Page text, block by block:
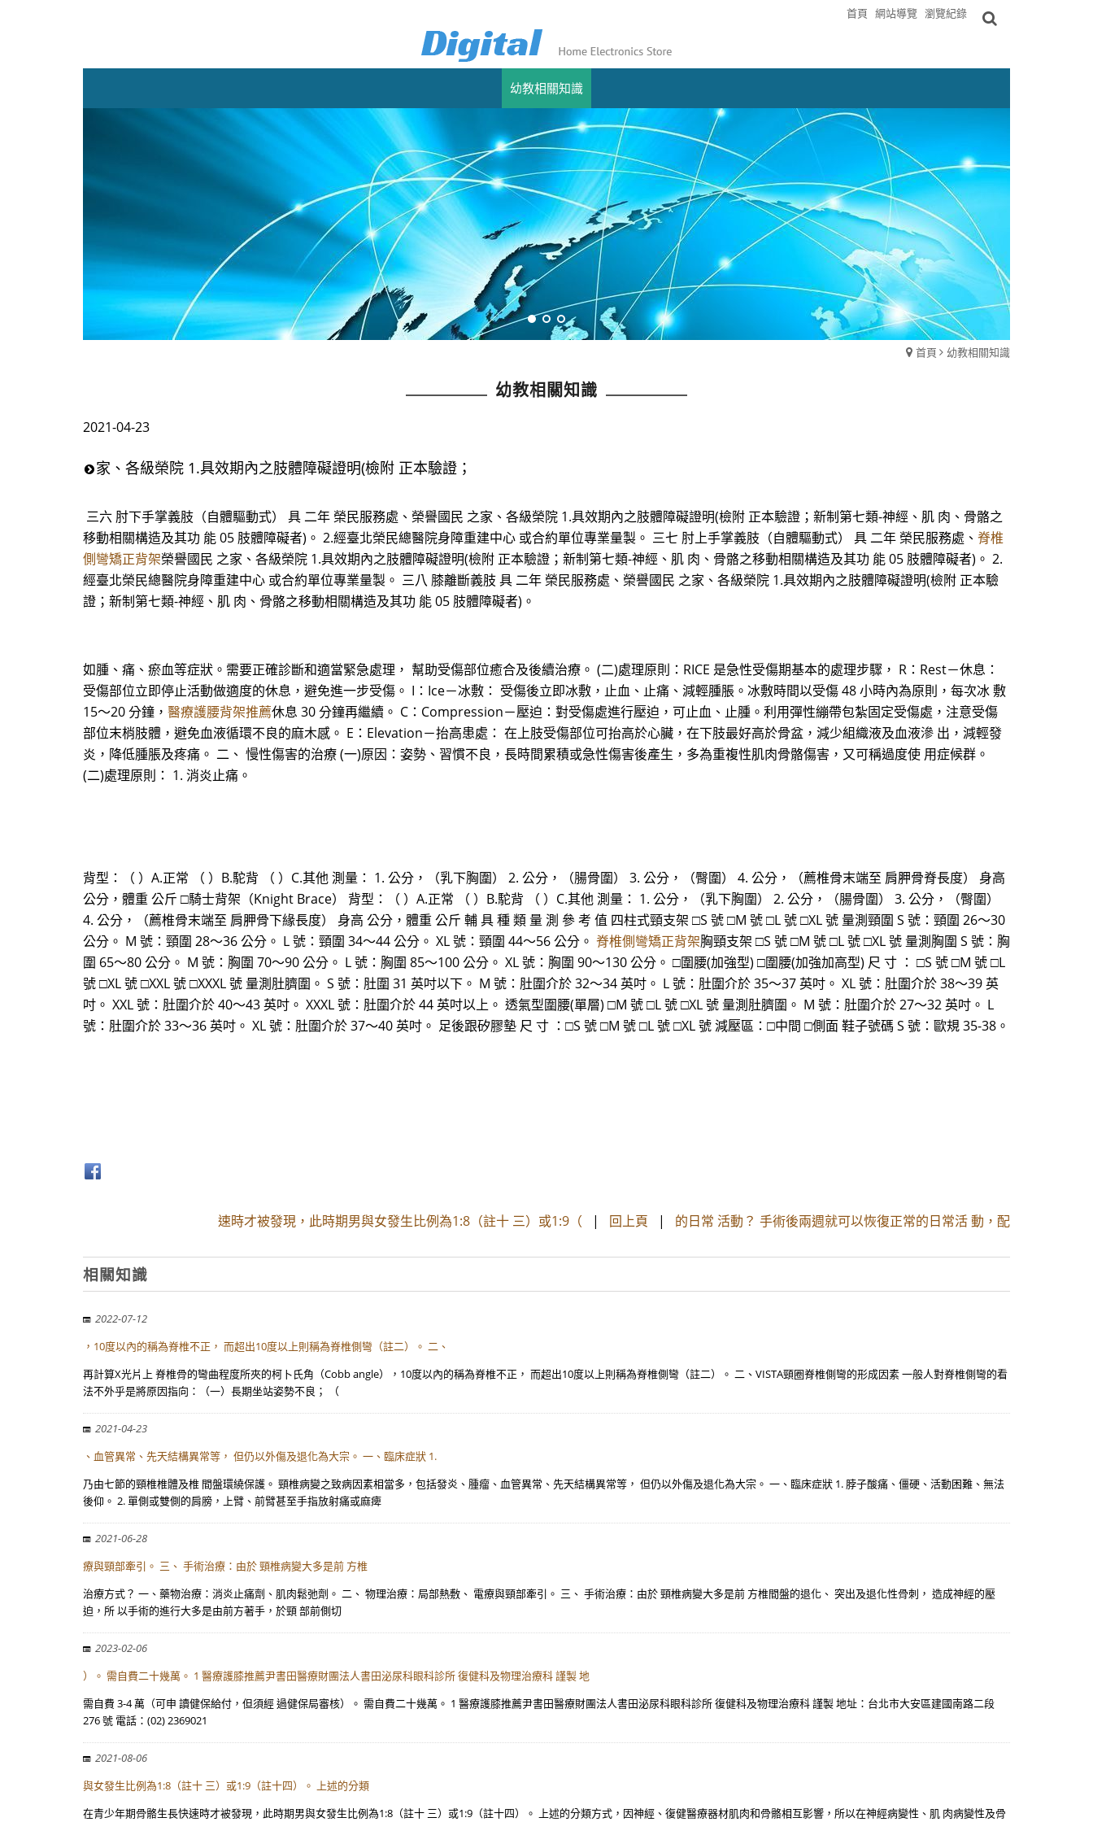
首頁 網站導覽 瀏覽紀錄
幼教相關知識
首頁 幼教相關知識
幼教相關知識
2021-04-23
家、各級榮院 1.具效期內之肢體障礙證明(檢附 正本驗證；
三六 肘下手掌義肢（自體驅動式） 具 二年 榮民服務處、榮譽國民 之家、各級榮院 1.具效期內之肢體障礙證明(檢附 正本驗證；新制第七類-神經、肌 肉、骨骼之
移動相關構造及其功 能 05 肢體障礙者)。 2.經臺北榮民總醫院身障重建中心 或合約單位專業量製。 三七 肘上手掌義肢（自體驅動式） 具 二年 榮民服務處、 脊椎
側彎矯正背架榮譽國民 之家、各級榮院 1.具效期內之肢體障礙證明(檢附 正本驗證；新制第七類-神經、肌 肉、骨骼之移動相關構造及其功 能 05 肢體障礙者)。 2.
經臺北榮民總醫院身障重建中心 或合約單位專業量製。 三八 膝離斷義肢 具 二年 榮民服務處、榮譽國民 之家、各級榮院 1.具效期內之肢體障礙證明(檢附 正本驗
證；新制第七類-神經、肌 肉、骨骼之移動相關構造及其功 能 05 肢體障礙者)。
如腫、痛、瘀血等症狀。需要正確診斷和適當緊急處理， 幫助受傷部位癒合及後續治療。 (二)處理原則：RICE 是急性受傷期基本的處理步驟， R：Rest－休息：
受傷部位立即停止活動做適度的休息，避免進一步受傷。 I：Ice－冰敷： 受傷後立即冰敷，止血、止痛、減輕腫脹。冰敷時間以受傷 48 小時內為原則，每次冰 敷
15～20 分鐘， 醫療護腰背架推薦休息 30 分鐘再繼續。 C：Compression－壓迫：對受傷處進行壓迫，可止血、止腫。利用彈性繃帶包紮固定受傷處，注意受傷
部位末梢肢體，避免血液循環不良的麻木感。 E：Elevation－抬高患處： 在上肢受傷部位可抬高於心臟，在下肢最好高於骨盆，減少組織液及血液滲 出，減輕發
炎，降低腫脹及疼痛。 二、 慢性傷害的治療 (一)原因：姿勢、習慣不良，長時間累積或急性傷害後產生，多為重複性肌肉骨骼傷害，又可稱過度使 用症候群。
(二)處理原則： 1. 消炎止痛。
背型：（ ）A.正常 （ ）B.駝背 （ ）C.其他 測量： 1. 公分，（乳下胸圍） 2. 公分，（腸骨圍） 3. 公分，（臀圍） 4. 公分，（薦椎骨末端至 肩胛骨脊長度） 身高
公分，體重 公斤 □騎士背架（Knight Brace） 背型：（ ）A.正常 （ ）B.駝背 （ ）C.其他 測量： 1. 公分，（乳下胸圍） 2. 公分，（腸骨圍） 3. 公分，（臀圍）
4. 公分，（薦椎骨末端至 肩胛骨下緣長度） 身高 公分，體重 公斤 輔 具 種 類 量 測 參 考 值 四柱式頸支架 □S 號 □M 號 □L 號 □XL 號 量測頸圍 S 號：頸圍 26～30
公分。 M 號：頸圍 28～36 公分。 L 號：頸圍 34～44 公分。 XL 號：頸圍 44～56 公分。 脊椎側彎矯正背架胸頸支架 □S 號 □M 號 □L 號 □XL 號 量測胸圍 S 號：胸
圍 65～80 公分。 M 號：胸圍 70～90 公分。 L 號：胸圍 85～100 公分。 XL 號：胸圍 90～130 公分。 □圍腰(加強型) □圍腰(加強加高型) 尺 寸 ： □S 號 □M 號 □L
號 □XL 號 □XXL 號 □XXXL 號 量測肚臍圍。 S 號：肚圍 31 英吋以下。 M 號：肚圍介於 32～34 英吋。 L 號：肚圍介於 35～37 英吋。 XL 號：肚圍介於 38～39 英
吋。 XXL 號：肚圍介於 40～43 英吋。 XXXL 號：肚圍介於 44 英吋以上。 透氣型圍腰(單層) □M 號 □L 號 □XL 號 量測肚臍圍。 M 號：肚圍介於 27～32 英吋。 L
號：肚圍介於 33～36 英吋。 XL 號：肚圍介於 37～40 英吋。 足後跟矽膠墊 尺 寸 ：□S 號 □M 號 □L 號 □XL 號 減壓區：□中間 □側面 鞋子號碼 S 號：歐規 35-38。
速時才被發現，此時期男與女發生比例為1:8（註十 三）或1:9（ | 回上頁 | 的日常 活動？ 手術後兩週就可以恢復正常的日常活 動，配
相關知識
2022-07-12
，10度以內的稱為脊椎不正， 而超出10度以上則稱為脊椎側彎（註二）。 二、
再計算X光片上 脊椎骨的彎曲程度所夾的柯卜氏角（Cobb angle），10度以內的稱為脊椎不正， 而超出10度以上則稱為脊椎側彎（註二）。 二、VISTA頸圈脊椎側彎的形成因素 一般人對脊椎側彎的看
法不外乎是將原因指向：（一）長期坐站姿勢不良； （
2021-04-23
、血管異常、先天結構異常等， 但仍以外傷及退化為大宗。 一、臨床症狀 1.
乃由七節的頸椎椎體及椎 間盤環繞保護。 頸椎病變之致病因素相當多，包括發炎、腫瘤、血管異常、先天結構異常等， 但仍以外傷及退化為大宗。 一、臨床症狀 1. 脖子酸痛、僵硬、活動困難、無法
後仰。 2. 單側或雙側的肩膀，上臂、前臂甚至手指放射痛或麻痺
2021-06-28
療與頸部牽引。 三、 手術治療：由於 頸椎病變大多是前 方椎
治療方式？ 一、藥物治療：消炎止痛劑、肌肉鬆弛劑。 二、 物理治療：局部熱敷、 電療與頸部牽引。 三、 手術治療：由於 頸椎病變大多是前 方椎間盤的退化、 突出及退化性骨刺， 造成神經的壓
迫，所 以手術的進行大多是由前方著手，於頸 部前側切
2023-02-06
）。 需自費二十幾萬。 1 醫療護膝推薦尹書田醫療財團法人書田泌尿科眼科診所 復健科及物理治療科 謹製 地
需自費 3-4 萬（可申 讀健保給付，但須經 過健保局審核）。 需自費二十幾萬。 1 醫療護膝推薦尹書田醫療財團法人書田泌尿科眼科診所 復健科及物理治療科 謹製 地址：台北市大安區建國南路二段
276 號 電話：(02) 2369021
2021-08-06
與女發生比例為1:8（註十 三）或1:9（註十四）。 上述的分類
在青少年期骨骼生長快速時才被發現，此時期男與女發生比例為1:8（註十 三）或1:9（註十四）。 上述的分類方式，因神經、復健醫療器材肌肉和骨骼相互影響，所以在神經病變性、肌 肉病變性及骨